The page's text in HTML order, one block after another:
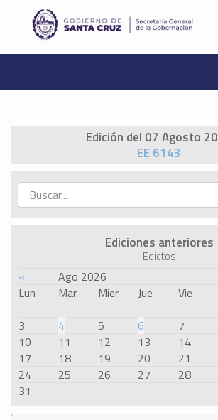
Edición del 07 Agosto
EE 6143
Ediciones anteriores
Edictos
« Ago 2026
Lun
Mar Mier Jue Vie
3
4 5 6 7
10
11 12 13 14
17
18 19 20 21
24
25 26 27 28
31